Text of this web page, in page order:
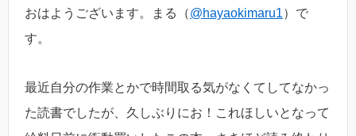
おはようございます。まる（@hayaokimaru1）で
す。
最近自分の作業とかで時間取る気がなくてしてなかっ
た読書でしたが、久しぶりにお！これほしいとなって